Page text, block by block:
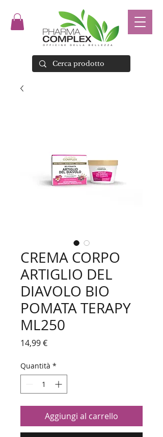
CREMA CORPO
ARTIGLIO DEL
DIAVOLO BIO
POMATA TERAPY
ML250
14,99 €Prezzo
Quantità *
Aggiungi al carrello